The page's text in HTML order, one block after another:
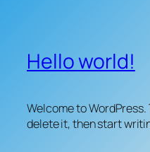
Hello world!
Welcome to
delete it, then start